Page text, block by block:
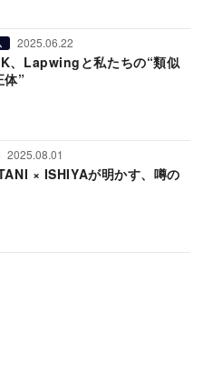
2025.06.22
、Lapwingと私たちの“類似
体”
2025.08.01
× ISHIYAが明かす、噂の